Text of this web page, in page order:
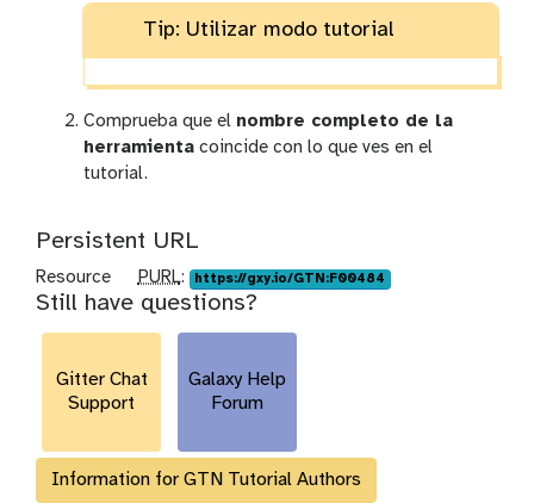
m
Tip: Utilizar modo tutorial
Comprueba que el nombre completo de la
herramienta coincide con lo que ves en el
tutorial.
Persistent URL
Resource
p
u
r
PURL: https://gxy.io/GTN:F00484
Still have questions?
Gitter Chat
Support
Galaxy Help
Forum
Information for GTN Tutorial Authors